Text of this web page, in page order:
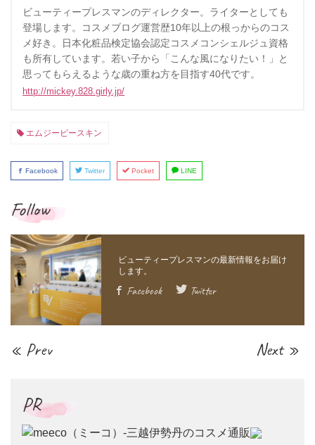
ビューティープレスマンのディレクター。ライターとしても
登場します。コスメブログ運営歴10年以上の根っからのコス
メ好き。日本化粧品検定協会認定コスメコンシェルジュ資格
も所有しています。若い子から「こんな風になりたい！」と
思ってもらえるような歳の重ね方を目指す40代です。
http://mickey.828.girly.jp/
エムジービースキン
Facebook Twitter Pocket LINE
Follow
Facebook Twitter
« Prev Next »
PR